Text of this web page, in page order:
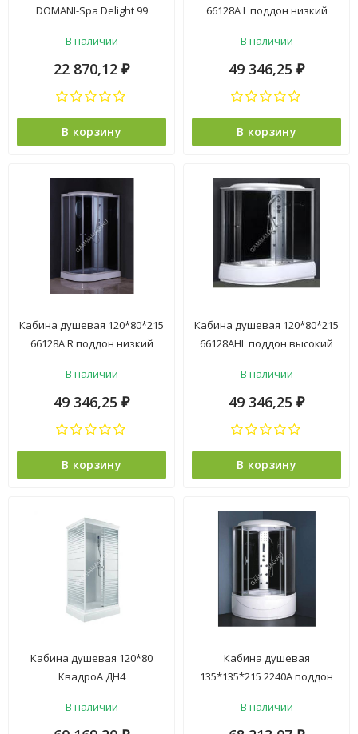
DOMANI-Spa Delight 99
стекло 2уп *1
В наличии
22 870,12 ₽
В корзину
66128А L поддон низкий
электрика ст.белая VERNER
4уп
В наличии
49 346,25 ₽
В корзину
Кабина душевая 120*80*215
66128А R поддон низкий
электрика ст.черная VERNER
4уп
В наличии
49 346,25 ₽
В корзину
Кабина душевая 120*80*215
66128АHL поддон высокий
электрика ст.черная VERNER
4уп
В наличии
49 346,25 ₽
В корзину
Кабина душевая 120*80
КвадроА ДН4
поддон белый, стекло
В наличии
Кабина душевая
135*135*215 2240А поддон
электрика ст.черная VERNER
В наличии